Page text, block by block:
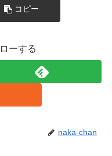
コピー
ーする
naka-chan